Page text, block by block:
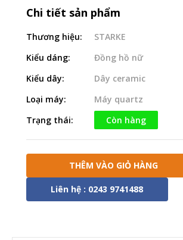
Chi tiết sản phẩm
Thương hiệu:
STARKE
Kiểu dáng:
Đồng hồ nữ
Kiểu dây:
Dây ceramic
Loại máy:
Máy quartz
Trạng thái:
Còn hàng
THÊM VÀO GIỎ HÀNG
Liên hệ : 0243 9741488